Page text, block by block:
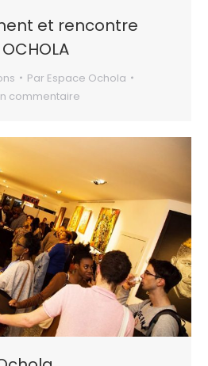
et rencontre
Par Espace Ochola
commentaire